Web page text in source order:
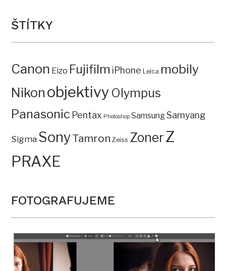
ŠTÍTKY
Canon Eizo Fujifilm iPhone Leica mobily
Nikon objektivy Olympus
Panasonic Pentax Photoshop SamsungSamyang
Sigma SonyTamron Zeiss ZonerZ
PRAXE
FOTOGRAFUJEME